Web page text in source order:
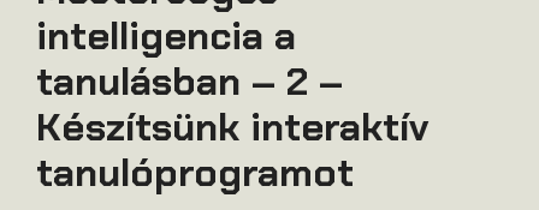
intelligencia a
tanulásban – 2 –
Készítsünk interaktív
tanulóprogramot